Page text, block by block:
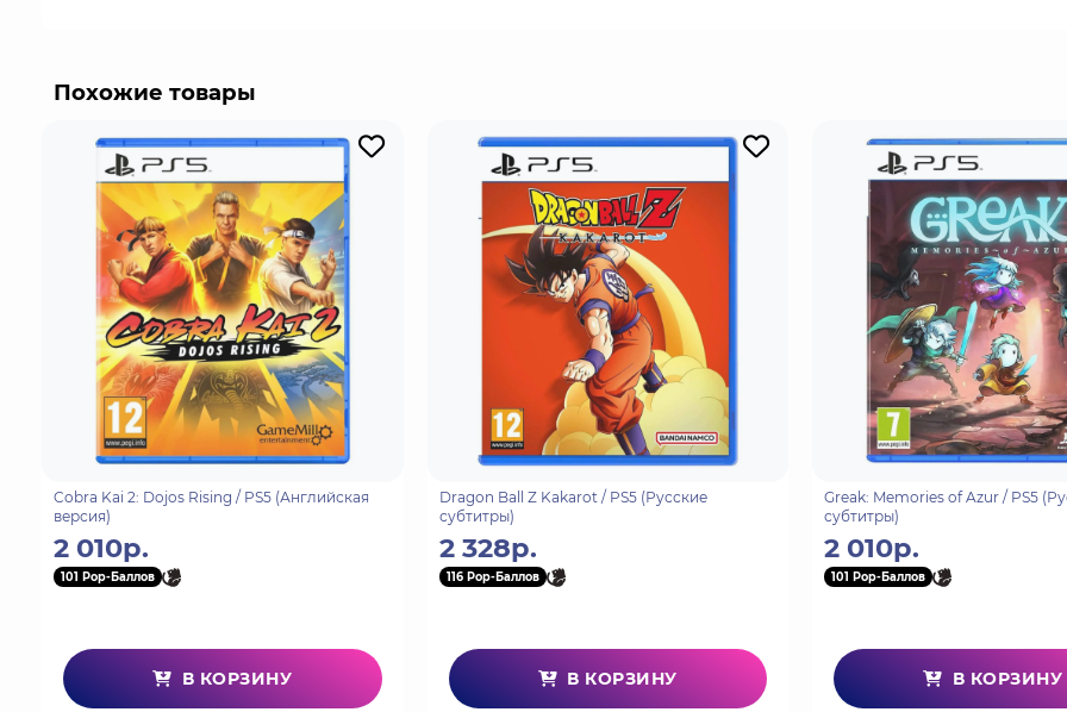
антиутопии из-за гордыни одного человека.
Маленькую Сестричку - это вопрос жизни и смерти.
BioShock Infinite: The Complete Edition: оказавшись в долгу у серьезных людей, частный детектив Букер
отправиться в Колумбию, летающий город над облаками, и спасти загадочную женщину по имени Элизабет.
Откройте для себя незабываемые миры и берущие за душу истории высоко оцененной критиками серии
Посетите города Восторг и Колумбия в играх BioShock Remastered, BioShock 2 Remastered, and BioShock
дополнительные материалы для них. Боритесь за жизнь и обманывайте врагов в морских глубинах или паря
Похожие товары
Cobra Kai 2: Dojos Rising / PS5 (Английская
версия)
2 010р.
101 Pop-Баллов
В КОРЗИНУ
Dragon Ball Z Kakarot / PS5 (Русские
субтитры)
2 328р.
116 Pop-Баллов
В КОРЗИНУ
Greak: Memories of Azur / PS5
субтитры)
2 010р.
101 Pop-Баллов
В КОРЗИНУ